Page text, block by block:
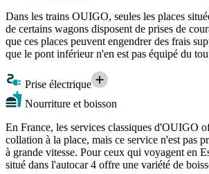
Dans les trains OUIGO, seules les places
de certains wagons disposent de prises de
que ces places peuvent engendrer des frais
que le pont inférieur n'en est pas équipé du
Prise électrique
Nourriture et boisson
En France, les services classiques d'OUIGO
collation à la place, mais ce service n'est pas
à grande vitesse. Pour ceux qui voyagent en
situé dans l'autocar 4 offre une variété de